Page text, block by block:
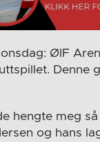
ØIF
Denne
hengte meg
og hans